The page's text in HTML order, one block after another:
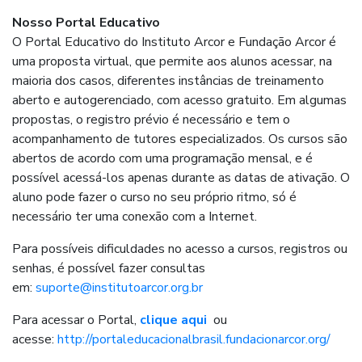
Nosso Portal Educativo
O Portal Educativo do Instituto Arcor e Fundação Arcor é
uma proposta virtual, que permite aos alunos acessar, na
maioria dos casos, diferentes instâncias de treinamento
aberto e autogerenciado, com acesso gratuito. Em algumas
propostas, o registro prévio é necessário e tem o
acompanhamento de tutores especializados. Os cursos são
abertos de acordo com uma programação mensal, e é
possível acessá-los apenas durante as datas de ativação. O
aluno pode fazer o curso no seu próprio ritmo, só é
necessário ter uma conexão com a Internet.
Para possíveis dificuldades no acesso a cursos, registros ou
senhas, é possível fazer consultas
em: suporte@institutoarcor.org.br
Para acessar o Portal, clique aqui ou
acesse: http://portaleducacionalbrasil.fundacionarcor.org/